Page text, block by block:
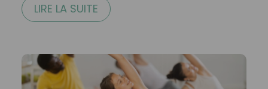
LIRE LA SUITE